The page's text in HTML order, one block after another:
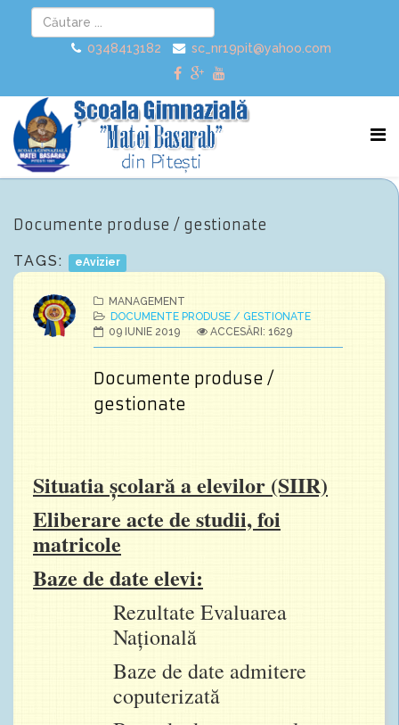
0348413182 sc_nr19pit@yahoo.com
Documente produse / gestionate
TAGS: eAvizier
MANAGEMENT
DOCUMENTE PRODUSE / GESTIONATE
09 IUNIE 2019
ACCESĂRI: 1629
Documente produse /
gestionate
Situatia școlară a elevilor (SIIR)
Eliberare acte de studii, foi
matricole
Baze de date elevi:
Rezultate Evaluarea
Națională
Baze de date admitere
coputerizată